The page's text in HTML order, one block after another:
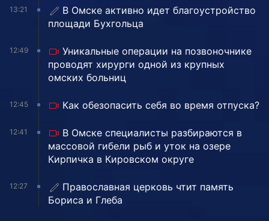
13:21
В Омске активно идет благоустройство
площади Бухгольца
12:49
Уникальные операции на позвоночнике
проводят хирурги одной из крупных
омских больниц
12:45 Как обезопасить себя во время отпуска?
12:41
В Омске специалисты разбираются в
массовой гибели рыб и уток на озере
Кирпичка в Кировском округе
12:27
Православная церковь чтит память
Бориса и Глеба